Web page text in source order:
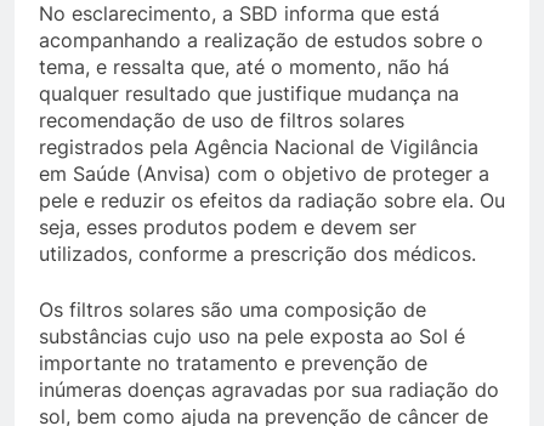
No esclarecimento, a SBD informa que está
acompanhando a realização de estudos sobre o
tema, e ressalta que, até o momento, não há
qualquer resultado que justifique mudança na
recomendação de uso de filtros solares
registrados pela Agência Nacional de Vigilância
em Saúde (Anvisa) com o objetivo de proteger a
pele e reduzir os efeitos da radiação sobre ela. Ou
seja, esses produtos podem e devem ser
utilizados, conforme a prescrição dos médicos.
Os filtros solares são uma composição de
substâncias cujo uso na pele exposta ao Sol é
importante no tratamento e prevenção de
inúmeras doenças agravadas por sua radiação do
sol, bem como ajuda na prevenção de câncer de